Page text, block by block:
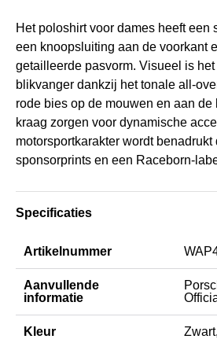
Het poloshirt voor dames heeft een
een knoopsluiting aan de voorkant
getailleerde pasvorm. Visueel is
blikvanger dankzij het tonale all-
rode bies op de mouwen en aan
kraag zorgen voor dynamische
motorsportkarakter wordt benadrukt
sponsorprints en een Raceborn-
Specificaties
Artikelnummer
Aanvullende
informatie
Kleur